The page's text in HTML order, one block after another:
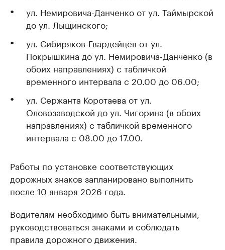
ул. Немировича-Данченко от ул. Таймырской
до ул. Лыщинского;
ул. Сибиряков-Гвардейцев от ул.
Покрышкина до ул. Немировича-Данченко (в
обоих направлениях) с табличкой
временного интервала с 20.00 до 06.00;
ул. Сержанта Коротаева от ул.
Оловозаводской до ул. Чигорина (в обоих
направлениях) с табличкой временного
интервала с 08.00 до 17.00.
Работы по установке соответствующих
дорожных знаков запланировано выполнить
после 10 января 2026 года.
Водителям необходимо быть внимательными,
руководствоваться знаками и соблюдать
правила дорожного движения.